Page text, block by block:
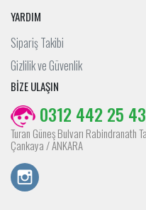
YARDIM
Sipariş Takibi
Gizlilik ve Güvenlik
BİZE ULAŞIN
0312 442 25 43
Turan Güneş Bulvarı Rabindranath
Çankaya / ANKARA